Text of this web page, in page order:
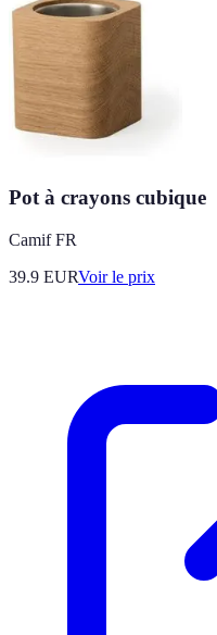
Pot à crayons cubique
Camif FR
39.9 EURVoir le prix